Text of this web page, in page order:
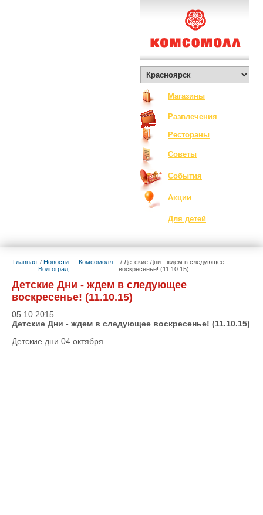
Магазины
Развлечения
Рестораны
Советы
События
Акции
Для детей
Главная
Новости — Комсомолл
Волгоград
Детские Дни - ждем в следующее
воскресенье! (11.10.15)
Детские Дни - ждем в следующее
воскресенье! (11.10.15)
05.10.2015
Детские Дни - ждем в следующее воскресенье! (11.10.15)
Детские дни 04 октября